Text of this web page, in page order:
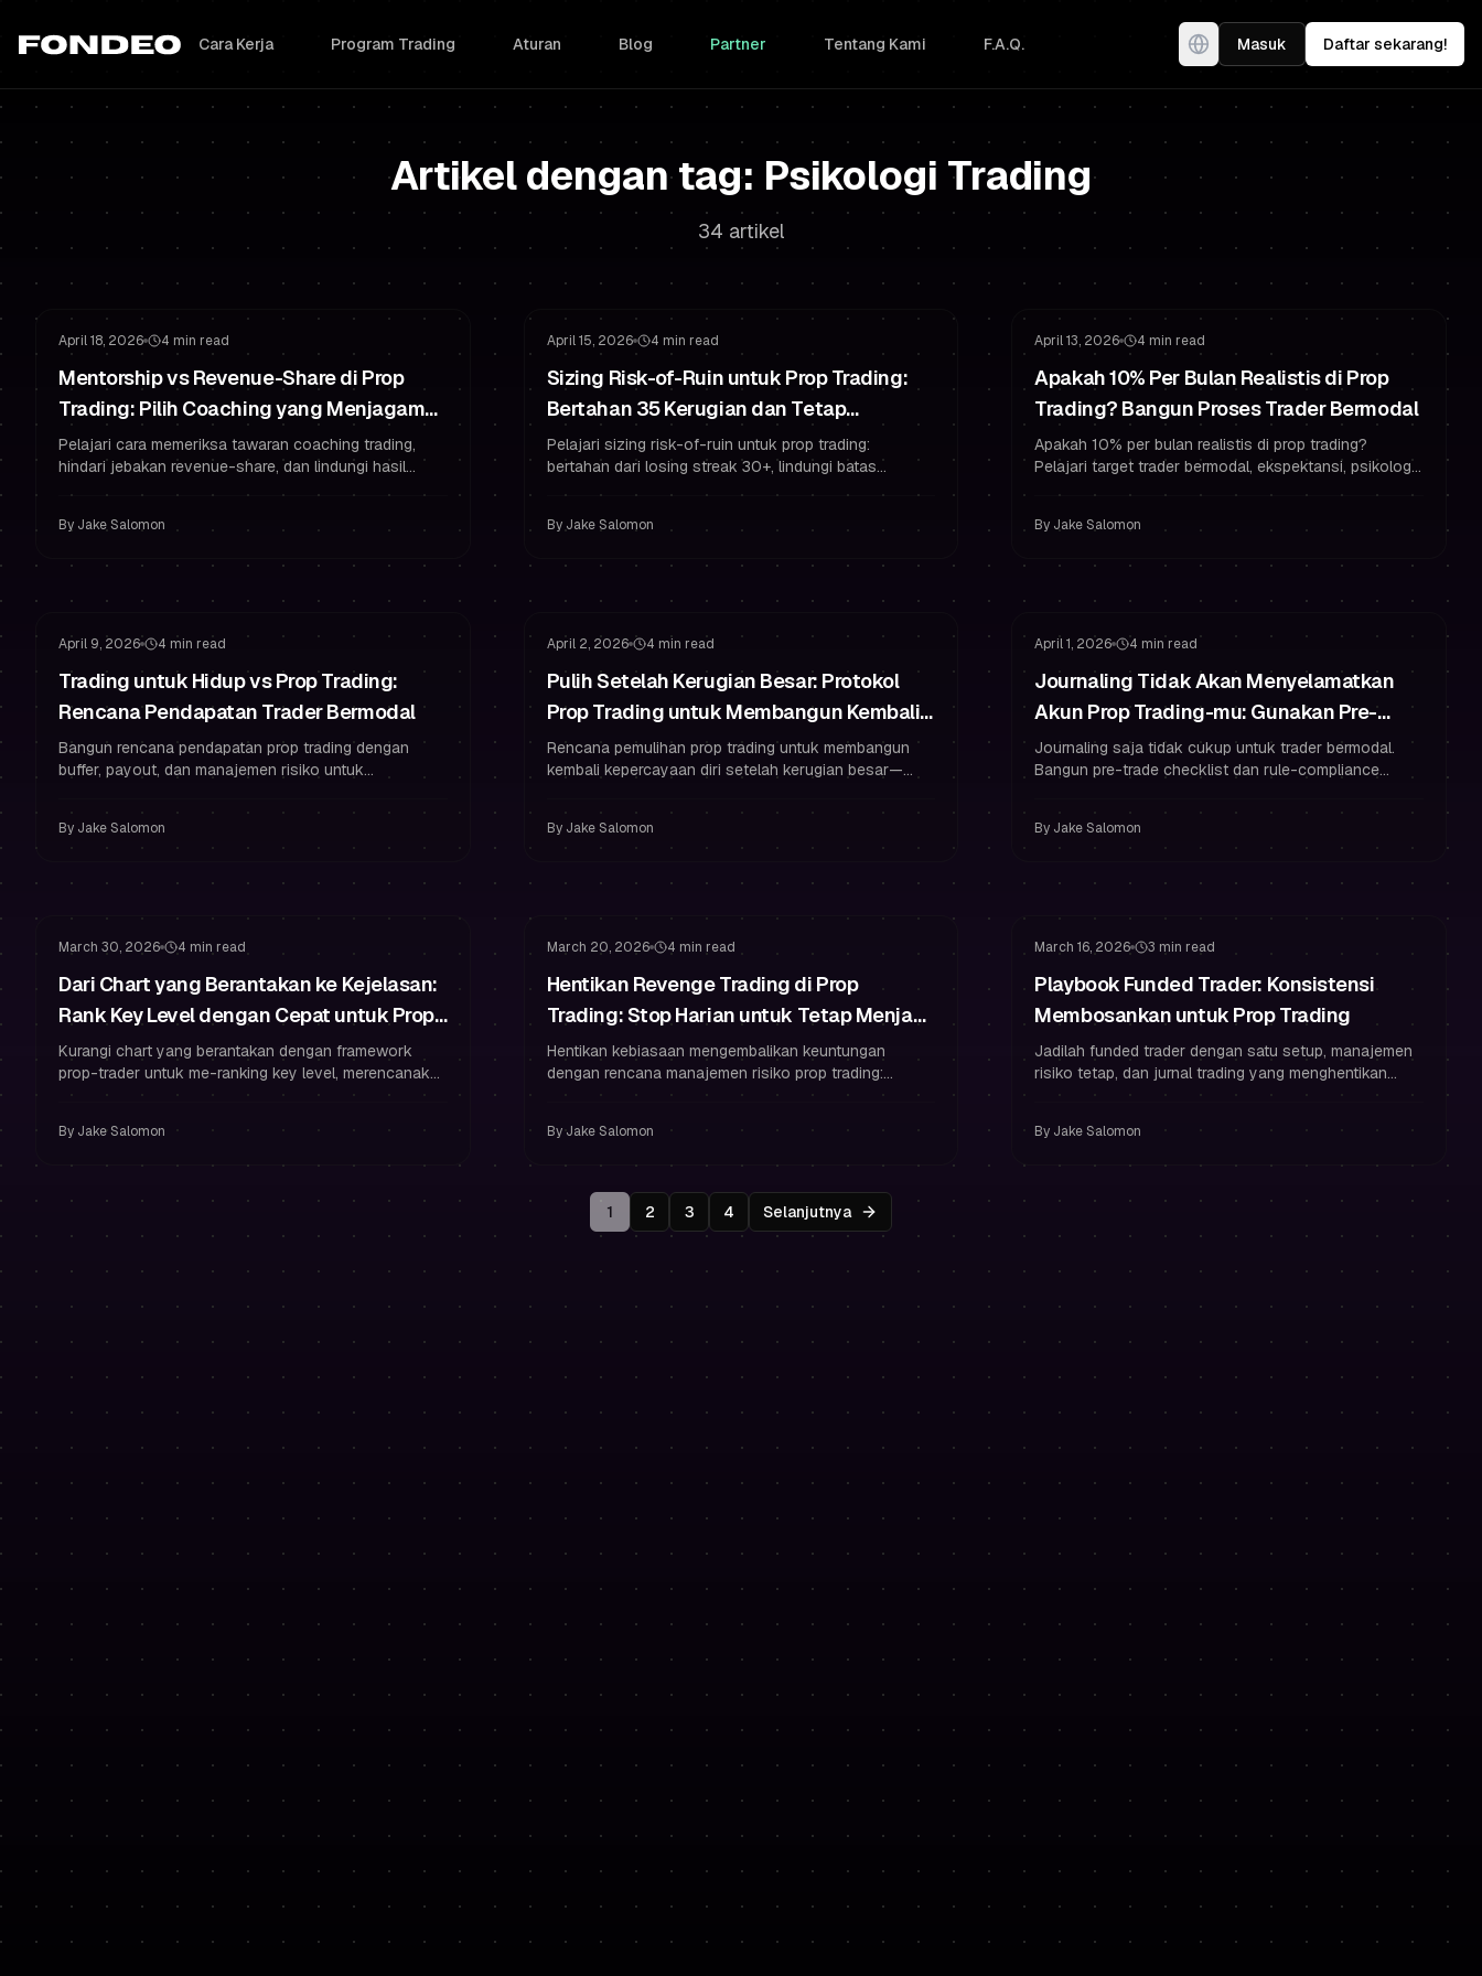
Cara Kerja Program Trading Aturan Blog Partner Tentang Kami F.A.Q. Masuk Daftar sekarang!
Artikel dengan tag: Psikologi Trading
34 artikel
Manajemen Risiko Psikologi Trading
April 18, 2026 4 min read
Mentorship vs Revenue-Share di Prop
Trading: Pilih Coaching yang Menjagamu
Tetap Bermodal
Pelajari cara memeriksa tawaran coaching trading,
hindari jebakan revenue-share, dan lindungi hasil
By Jake Salomon
Manajemen Risiko Manajemen Drawdown
April 15, 2026 4 min read
Sizing Risk-of-Ruin untuk Prop Trading:
Bertahan 35 Kerugian dan Tetap
Bermodal
Pelajari sizing risk-of-ruin untuk prop trading:
bertahan dari losing streak 30+, lindungi batas
By Jake Salomon
Mentalitas Challenge Tetap Bermodal
April 13, 2026 4 min read
Apakah 10% Per Bulan Realistis di Prop
Trading? Bangun Proses Trader Bermodal
Apakah 10% per bulan realistis di prop trading?
Pelajari target trader bermodal, ekspektansi, psikologi
By Jake Salomon
April 9, 2026 4 min read
Trading untuk Hidup vs Prop Trading:
Rencana Pendapatan Trader Bermodal
Bangun rencana pendapatan prop trading dengan
buffer, payout, dan manajemen risiko untuk
dan menghentikan overtrading.
By Jake Salomon
April 2, 2026 4 min read
Pulih Setelah Kerugian Besar: Protokol
Prop Trading untuk Membangun Kembali
Kepercayaan Diri & Melindungi Drawdown
Rencana pemulihan prop trading untuk membangun
kembali kepercayaan diri setelah kerugian besar—
risk, rutinitas, dan psikologi trading.
By Jake Salomon
April 1, 2026 4 min read
Journaling Tidak Akan Menyelamatkan
Akun Prop Trading-mu: Gunakan Pre-
Trade Checklist + Compliance Scorecard
Journaling saja tidak cukup untuk trader bermodal.
Bangun pre-trade checklist dan rule-compliance
risiko, dan hasil.
By Jake Salomon
Manajemen Risiko Psikologi Trading
March 30, 2026 4 min read
Dari Chart yang Berantakan ke Kejelasan:
Rank Key Level dengan Cepat untuk Prop
Trading (Tanpa Paralysis)
Kurangi chart yang berantakan dengan framework
prop-trader untuk me-ranking key level, merencanakan
2–4 zona, dan trading dengan manajemen risiko serta
By Jake Salomon
Manajemen Risiko Overtrading
March 20, 2026 4 min read
Hentikan Revenge Trading di Prop
Trading: Stop Harian untuk Tetap Menjadi
Trader Bermodal
Hentikan kebiasaan mengembalikan keuntungan
dengan rencana manajemen risiko prop trading:
kerugian harian, batas trade, aturan cooldown, dan
ByJake Salomon
Kebiasaan Trader Bermodal Manajemen Risiko
March 16, 2026 3 min read
Playbook Funded Trader: Konsistensi
Membosankan untuk Prop Trading
Jadilah funded trader dengan satu setup, manajemen
risiko tetap, dan jurnal trading yang menghentikan
revenge trading serta membangun konsistensi.
By Jake Salomon
1 2 3 4 Selanjutnya